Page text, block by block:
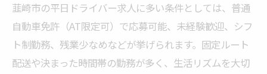
韮崎市の平日ドライバー求人に多い条件としては、普通
自動車免許（AT限定可）で応募可能、未経験歓迎、シフ
ト制勤務、残業少なめなどが挙げられます。固定ルート
配送や決まった時間帯の勤務が多く、生活リズムを大切